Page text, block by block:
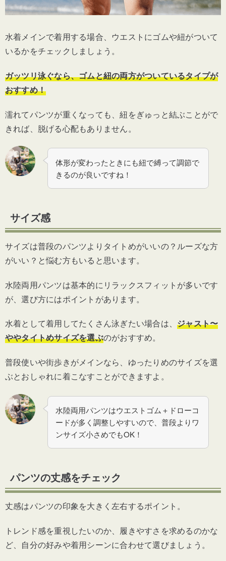
水着メインで着用する場合、ウエストにゴムや紐がついて
いるかをチェックしましょう。
ガッツリ泳ぐなら、ゴムと紐の両方がついているタイプが
おすすめ！
濡れてパンツが重くなっても、紐をぎゅっと結ぶことがで
きれば、脱げる心配もありません。
体形が変わったときにも紐で縛って調節で
きるのが良いですね！
サイズ感
サイズは普段のパンツよりタイトめがいいの？ルーズな方
がいい？と悩む方もいると思います。
水陸両用パンツは基本的にリラックスフィットが多いです
が、選び方にはポイントがあります。
水着として着用してたくさん泳ぎたい場合は、ジャスト〜
ややタイトめサイズを選ぶのがおすすめ。
普段使いや街歩きがメインなら、ゆったりめのサイズを選
ぶとおしゃれに着こなすことができますよ。
水陸両用パンツはウエストゴム＋ドローコ
ードが多く調整しやすいので、普段よりワ
ンサイズ小さめでもOK！
パンツの丈感をチェック
丈感はパンツの印象を大きく左右するポイント。
トレンド感を重視したいのか、履きやすさを求めるのかな
ど、自分の好みや着用シーンに合わせて選びましょう。